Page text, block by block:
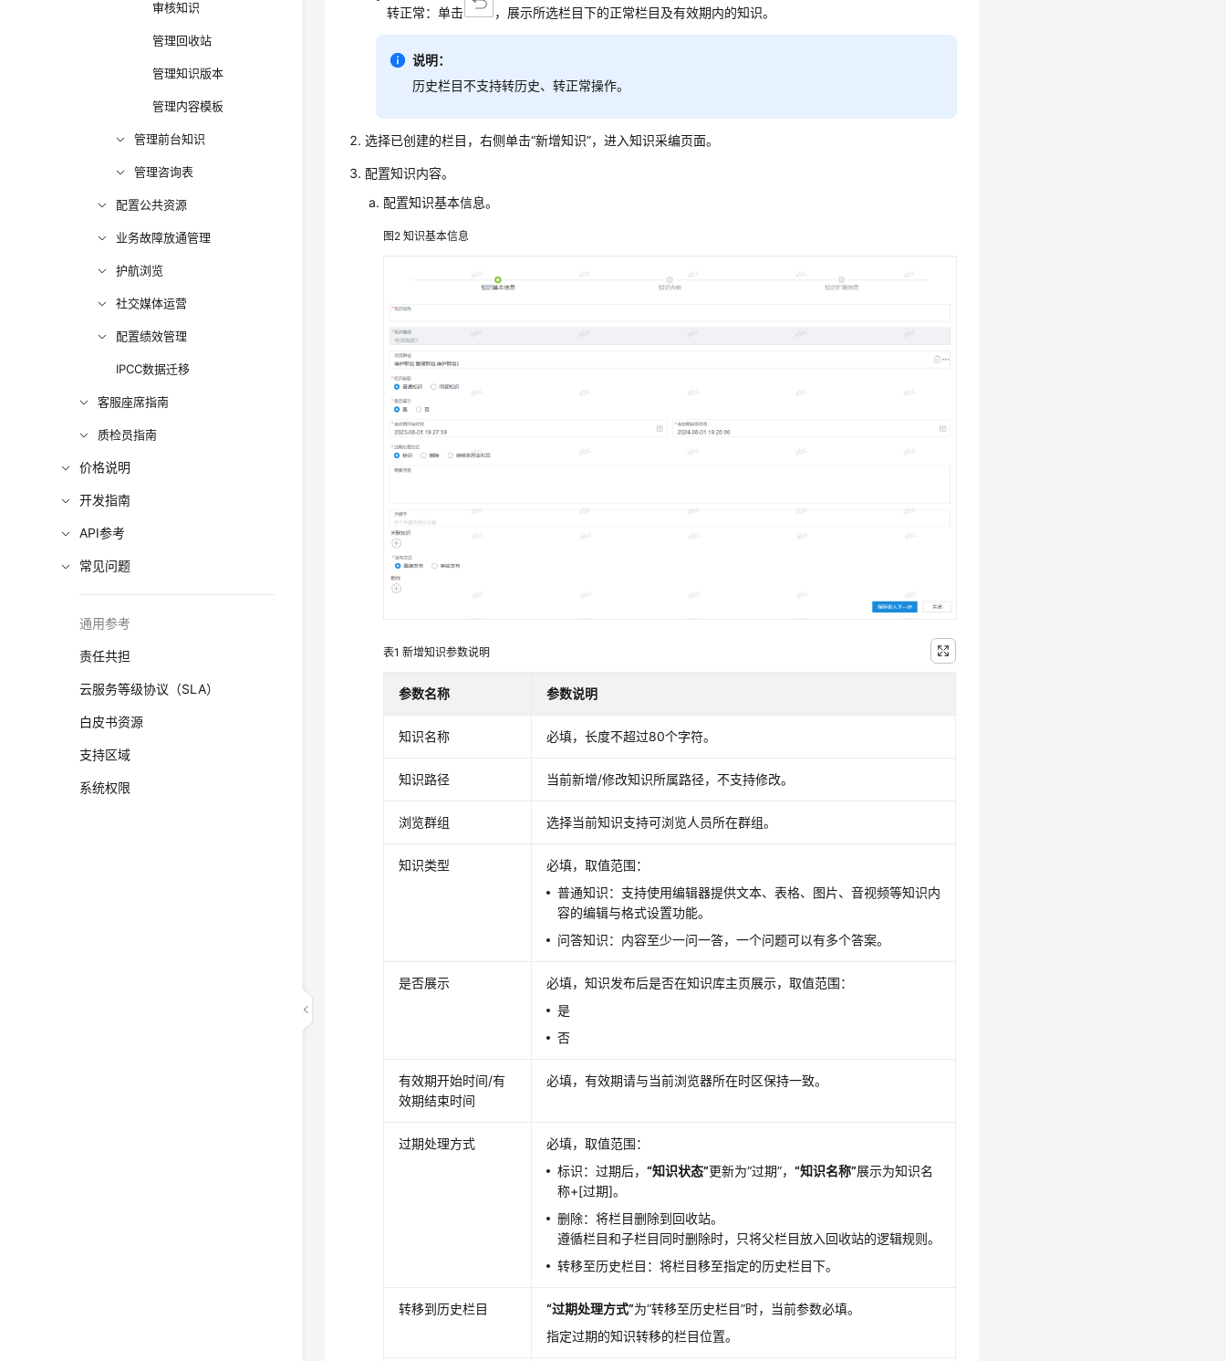
审核知识
管理回收站
管理知识版本
管理内容模板
管理前台知识
管理咨询表
配置公共资源
业务故障放通管理
护航浏览
社交媒体运营
配置绩效管理
IPCC数据迁移
客服座席指南
质检员指南
价格说明
开发指南
API参考
常见问题
通用参考
责任共担
云服务等级协议（SLA）
白皮书资源
支持区域
系统权限
转正常：单击 ，展示所选栏目下的正常栏目及有效期内的知识。
说明：
历史栏目不支持转历史、转正常操作。
选择已创建的栏目，右侧单击“新增知识”，进入知识采编页面。
配置知识内容。
配置知识基本信息。
图2知识基本信息
表1新增知识参数说明
参数名称 参数说明
知识名称 必填，长度不超过80个字符。
知识路径 当前新增/修改知识所属路径，不支持修改。
浏览群组 选择当前知识支持可浏览人员所在群组。
知识类型
必填，取值范围：
普通知识：支持使用编辑器提供文本、表格、图片、音视频等知识内
容的编辑与格式设置功能。
问答知识：内容至少一问一答，一个问题可以有多个答案。
是否展示
必填，知识发布后是否在知识库主页展示，取值范围：
是
否
有效期开始时间/有
效期结束时间
必填，有效期请与当前浏览器所在时区保持一致。
过期处理方式
必填，取值范围：
标识：过期后，“知识状态”更新为“过期”，“知识名称”展示为知识名
称+[过期]。
删除：将栏目删除到回收站。
遵循栏目和子栏目同时删除时，只将父栏目放入回收站的逻辑规则。
转移至历史栏目：将栏目移至指定的历史栏目下。
转移到历史栏目 “过期处理方式”为“转移至历史栏目”时，当前参数必填。
指定过期的知识转移的栏目位置。